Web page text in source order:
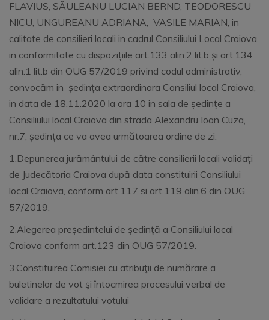
FLAVIUS, SĂULEANU LUCIAN BERND, TEODORESCU
NICU, UNGUREANU ADRIANA, VASILE MARIAN, in
calitate de consilieri locali in cadrul Consiliului Local Craiova,
in conformitate cu dispozițiile art.133 alin.2 lit.b și art.134
alin.1 lit.b din OUG 57/2019 privind codul administrativ,
convocăm in ședința extraordinara Consiliul local Craiova,
in data de 18.11.2020 la ora 10 in sala de ședințe a
Consiliului local Craiova din strada Alexandru Ioan Cuza,
nr.7, ședința ce va avea următoarea ordine de zi:
1.Depunerea jurământului de către consilierii locali validați
de Judecătoria Craiova după data constituirii Consiliului
local Craiova, conform art.117 si art.119 alin.6 din OUG
57/2019.
2.Alegerea președintelui de ședință a Consiliului local
Craiova conform art.123 din OUG 57/2019.
3.Constituirea Comisiei cu atribuţii de numărare a
buletinelor de vot şi întocmirea procesului verbal de
validare a rezultatului votului